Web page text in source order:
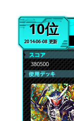
10位
2014-06-08 更新
380500